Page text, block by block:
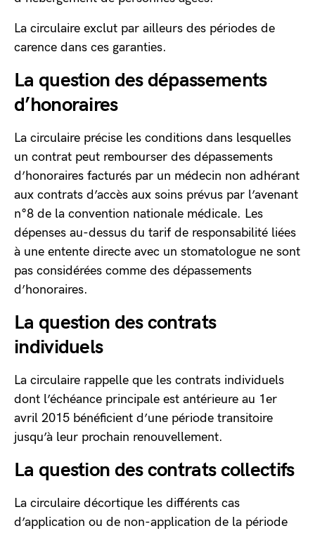
La circulaire exclut par ailleurs des périodes de
carence dans ces garanties.
La question des dépassements
d’honoraires
La circulaire précise les conditions dans lesquelles
un contrat peut rembourser des dépassements
d’honoraires facturés par un médecin non adhérant
aux contrats d’accès aux soins prévus par l’avenant
n°8 de la convention nationale médicale. Les
dépenses au-dessus du tarif de responsabilité liées
à une entente directe avec un stomatologue ne sont
pas considérées comme des dépassements
d’honoraires.
La question des contrats
individuels
La circulaire rappelle que les contrats individuels
dont l’échéance principale est antérieure au 1er
avril 2015 bénéficient d’une période transitoire
jusqu’à leur prochain renouvellement.
La question des contrats collectifs
La circulaire décortique les différents cas
d’application ou de non-application de la période